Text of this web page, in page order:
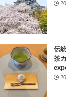
伝
茶